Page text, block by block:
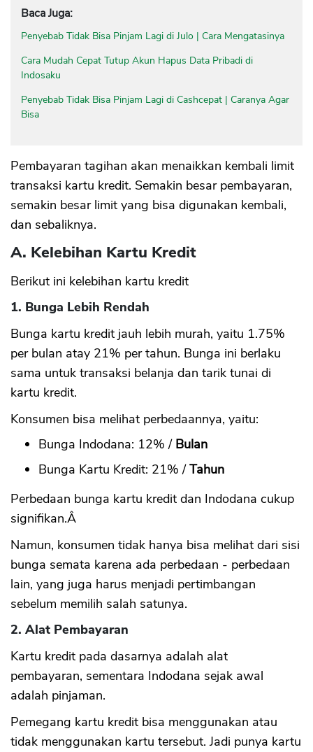
Baca Juga:
Penyebab Tidak Bisa Pinjam Lagi di Julo | Cara Mengatasinya
Cara Mudah Cepat Tutup Akun Hapus Data Pribadi di
Indosaku
Penyebab Tidak Bisa Pinjam Lagi di Cashcepat | Caranya Agar
Bisa
Pembayaran tagihan akan menaikkan kembali limit
transaksi kartu kredit. Semakin besar pembayaran,
semakin besar limit yang bisa digunakan kembali,
dan sebaliknya.
A. Kelebihan Kartu Kredit
Berikut ini kelebihan kartu kredit
1. Bunga Lebih Rendah
Bunga kartu kredit jauh lebih murah, yaitu 1.75%
per bulan atay 21% per tahun. Bunga ini berlaku
sama untuk transaksi belanja dan tarik tunai di
kartu kredit.
Konsumen bisa melihat perbedaannya, yaitu:
Bunga Indodana: 12% / Bulan
Bunga Kartu Kredit: 21% /Tahun
Perbedaan bunga kartu kredit dan Indodana cukup
signifikan.Â
Namun, konsumen tidak hanya bisa melihat dari sisi
bunga semata karena ada perbedaan - perbedaan
lain, yang juga harus menjadi pertimbangan
sebelum memilih salah satunya.
2. Alat Pembayaran
Kartu kredit pada dasarnya adalah alat
pembayaran, sementara Indodana sejak awal
adalah pinjaman.
Pemegang kartu kredit bisa menggunakan atau
tidak menggunakan kartu tersebut. Jadi punya kartu